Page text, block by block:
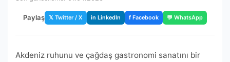
Paylaş 𝕏 Twitter / X in LinkedIn f Facebook 💬 WhatsApp
Akdeniz ruhunu ve çağdaş gastronomi sanatını bir